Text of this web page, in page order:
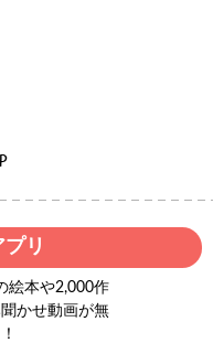
リ
絵本や2,000作
かせ動画が無